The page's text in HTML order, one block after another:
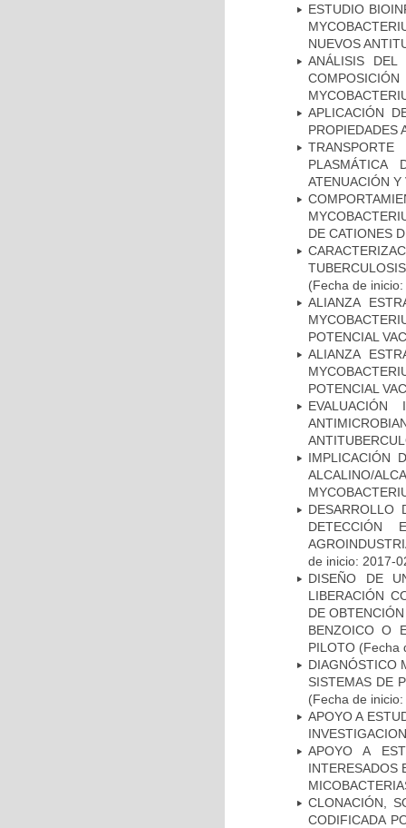
ESTUDIO
NUEVOS
ANÁLISIS DEL
APLICACIÓN
PROPIEDADES
PLASMÁTICA
ATENUACIÓN Y
DE CATIONES
(Fecha de
ALIANZA
POTENCIAL
ALIANZA
POTENCIAL
IMPLICACIÓN
ALCALINO/
DESARROLLO
DETECCIÓN
de inicio: 2017-
DISEÑO DE
LIBERACIÓN
DE
BENZOICO O
PILOTO (Fecha
DIAGNÓSTICO
SISTEMAS DE
(Fecha de
APOYO A
APOYO A
INTERESADOS
CLONACIÓN,
CODIFICADA